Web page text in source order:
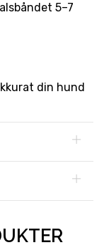
5–7
din hund